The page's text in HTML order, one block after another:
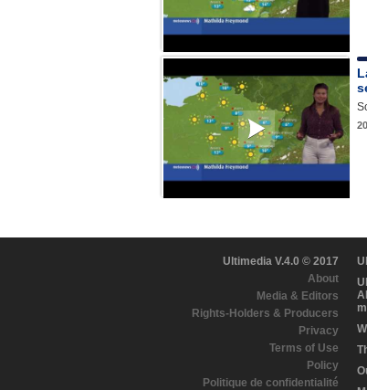
Ultimedia V.4.0 © 2017
About
Media & Editors
Rights-Holders & Producers
Privacy
Terms of Use
Policy
Politique de confidentialité